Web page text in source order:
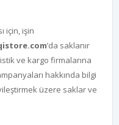
için, işin
’da saklanır
ve kargo firmalarına
hakkında bilgi
üzere saklar ve